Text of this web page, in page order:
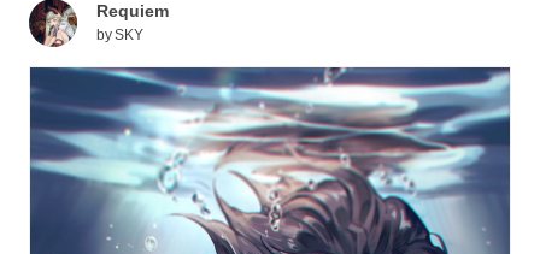
Requiem
bySKY